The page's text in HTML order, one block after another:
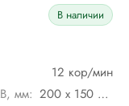
В наличии
12 кор/мин
мм:
200 х 150 х 280